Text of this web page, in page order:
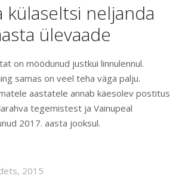
külaseltsi neljanda
ülevaade
on möödunud justkui linnulennul.
samas on veel teha väga palju.
aastatele annab käesolev postitus
tegemistest ja Vainupeal
2017. aasta jooksul.
2015